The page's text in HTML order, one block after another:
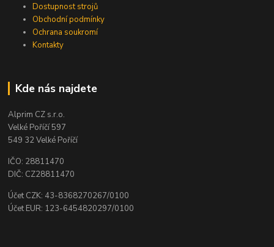
Dostupnost strojů
Obchodní podmínky
Ochrana soukromí
Kontakty
Kde nás najdete
Alprim CZ s.r.o.
Velké Poříčí 597
549 32 Velké Poříčí
IČO: 28811470
DIČ: CZ28811470
Účet CZK: 43-8368270267/0100
Účet EUR: 123-6454820297/0100